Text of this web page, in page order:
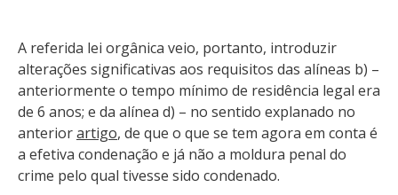
A referida lei orgânica veio, portanto, introduzir
alterações significativas aos requisitos das alíneas b) –
anteriormente o tempo mínimo de residência legal era
de 6 anos; e da alínea d) – no sentido explanado no
anteriorartigo, de que o que se tem agora em conta é
a efetiva condenação e já não a moldura penal do
crime pelo qual tivesse sido condenado.